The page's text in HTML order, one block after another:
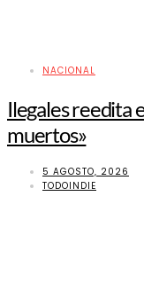
NACIONAL
Ilegales reedita
muertos»
5 AGOSTO, 2026
TODOINDIE